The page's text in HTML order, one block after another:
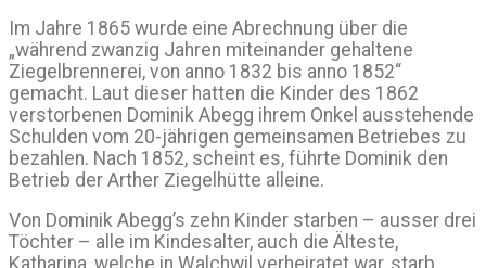
Im Jahre 1865 wurde eine Abrechnung über die
„während zwanzig Jahren miteinander gehaltene
Ziegelbrennerei, von anno 1832 bis anno 1852“
gemacht. Laut dieser hatten die Kinder des 1862
verstorbenen Dominik Abegg ihrem Onkel ausstehende
Schulden vom 20-jährigen gemeinsamen Betriebes zu
bezahlen. Nach 1852, scheint es, führte Dominik den
Betrieb der Arther Ziegelhütte alleine.
Von Dominik Abegg’s zehn Kinder starben – ausser drei
Töchter – alle im Kindesalter, auch die Älteste,